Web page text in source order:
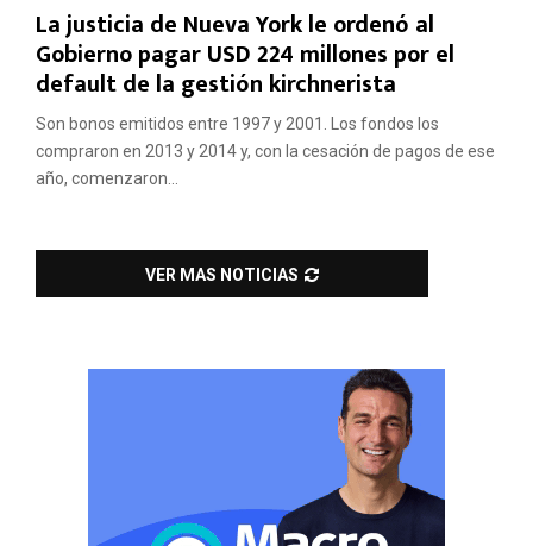
La justicia de Nueva York le ordenó al
Gobierno pagar USD 224 millones por el
default de la gestión kirchnerista
Son bonos emitidos entre 1997 y 2001. Los fondos los
compraron en 2013 y 2014 y, con la cesación de pagos de ese
año, comenzaron...
VER MAS NOTICIAS